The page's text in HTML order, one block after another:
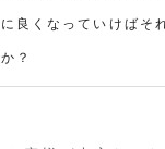
良くなっていけばそ
？